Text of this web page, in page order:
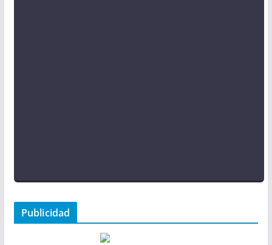
Publicidad